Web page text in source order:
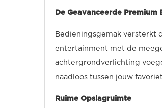
De Geavanceerde
Bedieningsgemak versterkt
entertainment met de
achtergrondverlichting
naadloos tussen jouw
Ruime Opslagruimte